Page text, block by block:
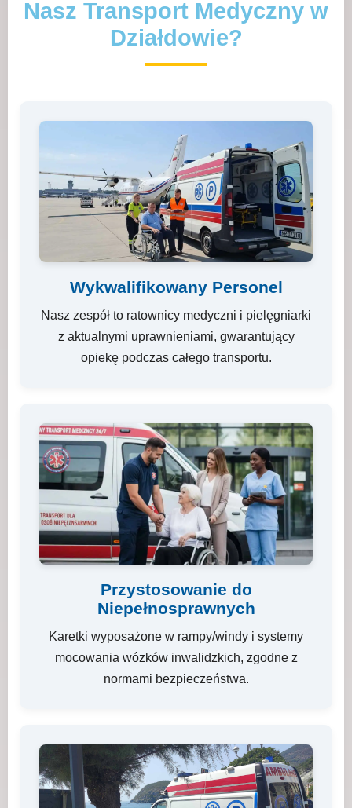
Nasz Transport Medyczny w
Działdowie?
Wykwalifikowany Personel
Nasz zespół to ratownicy medyczni i pielęgniarki
z aktualnymi uprawnieniami, gwarantujący
opiekę podczas całego transportu.
Przystosowanie do
Niepełnosprawnych
Karetki wyposażone w rampy/windy i systemy
mocowania wózków inwalidzkich, zgodne z
normami bezpieczeństwa.